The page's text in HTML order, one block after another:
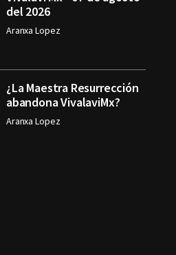
del 2026
Aranxa Lopez
¿La Maestra Resurrección
abandona VivalaviMx?
Aranxa Lopez